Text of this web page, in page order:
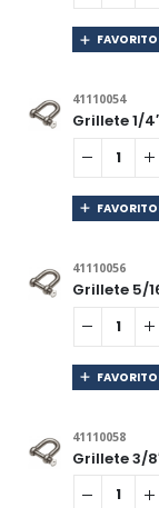
41110054
Grillete 1/
41110056
Grillete 5/
41110058
Grillete 3/